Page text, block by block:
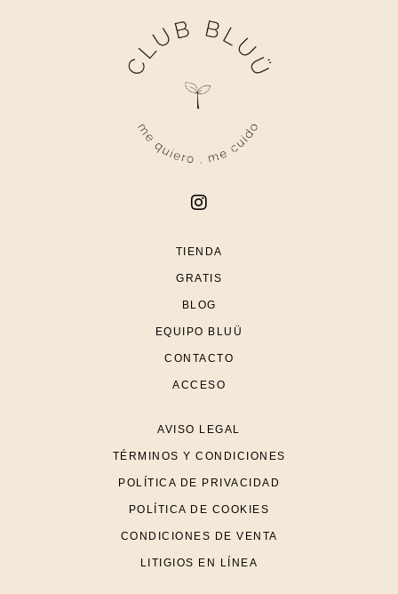
TIENDA
GRATIS
BLOG
EQUIPO BLUÜ
CONTACTO
ACCESO
AVISO LEGAL
TÉRMINOS Y CONDICIONES
POLÍTICA DE PRIVACIDAD
POLÍTICA DE COOKIES
CONDICIONES DE VENTA
LITIGIOS EN LÍNEA